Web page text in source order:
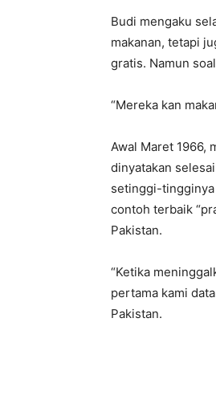
Budi mengaku
makanan, tetapi
gratis. Namun
“Mereka kan
Awal Maret 1966,
dinyatakan
setinggi-tingginya
contoh terbaik
Pakistan.
“Ketika
pertama kami
Pakistan.